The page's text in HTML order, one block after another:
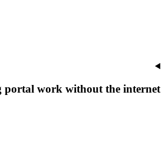
portal work without the internet?